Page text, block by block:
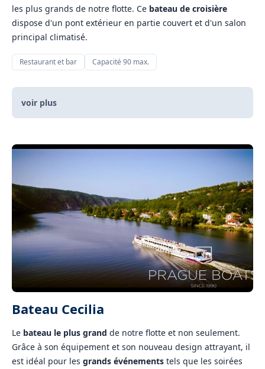
les plus grands de notre flotte. Ce bateau de croisière
dispose d'un pont extérieur en partie couvert et d'un salon
principal climatisé.
Restaurant et bar Capacité 90 max.
voir plus
Bateau Cecilia
Le bateau le plus grand de notre flotte et non seulement.
Grâce à son équipement et son nouveau design attrayant, il
est idéal pour les grands événements tels que les soirées